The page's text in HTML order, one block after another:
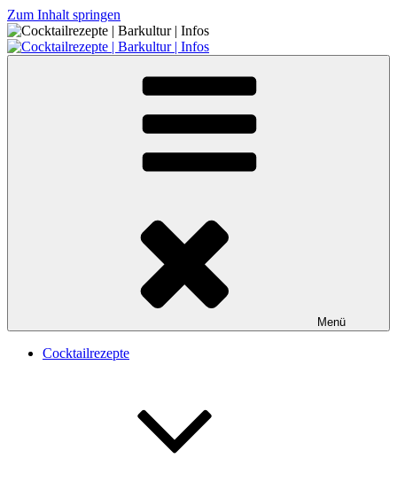
Zum Inhalt springen
Cocktailrezepte | Barkultur | Infos
Menü
Cocktailrezepte